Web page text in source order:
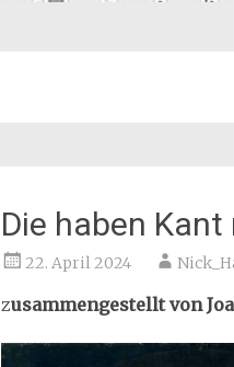
Die haben
22. April 2024
zusammengestellt von